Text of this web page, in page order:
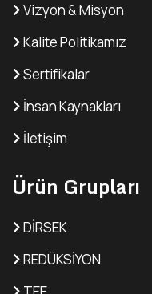
Vizyon & Misyon
Kalite Politikamız
Sertifikalar
İnsan Kaynakları
İletişim
Ürün Grupları
DİRSEK
REDÜKSİYON